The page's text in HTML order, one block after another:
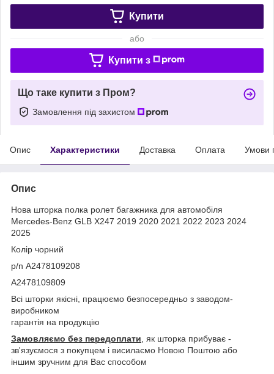
Купити
або
Купити з
Що таке купити з Пром?
Замовлення під захистом
Опис Характеристики Доставка Оплата Умови
Опис
Нова шторка полка ролет багажника для автомобіля
Mercedes-Benz GLB X247 2019 2020 2021 2022 2023 2024
2025
Колір чорний
p/n A2478109208
A2478109809
Всі шторки якісні, працюємо безпосередньо з заводом-
виробником
гарантія на продукцію
Замовляємо без передоплати , як шторка прибуває -
зв'язуємося з покупцем і висилаємо Новою Поштою або
іншим зручним для Вас способом